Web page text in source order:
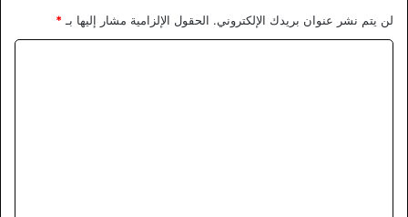
لن يتم نشر عنوان بريدك الإلكتروني. الحقول الإلزامية مشار إليها بـ *